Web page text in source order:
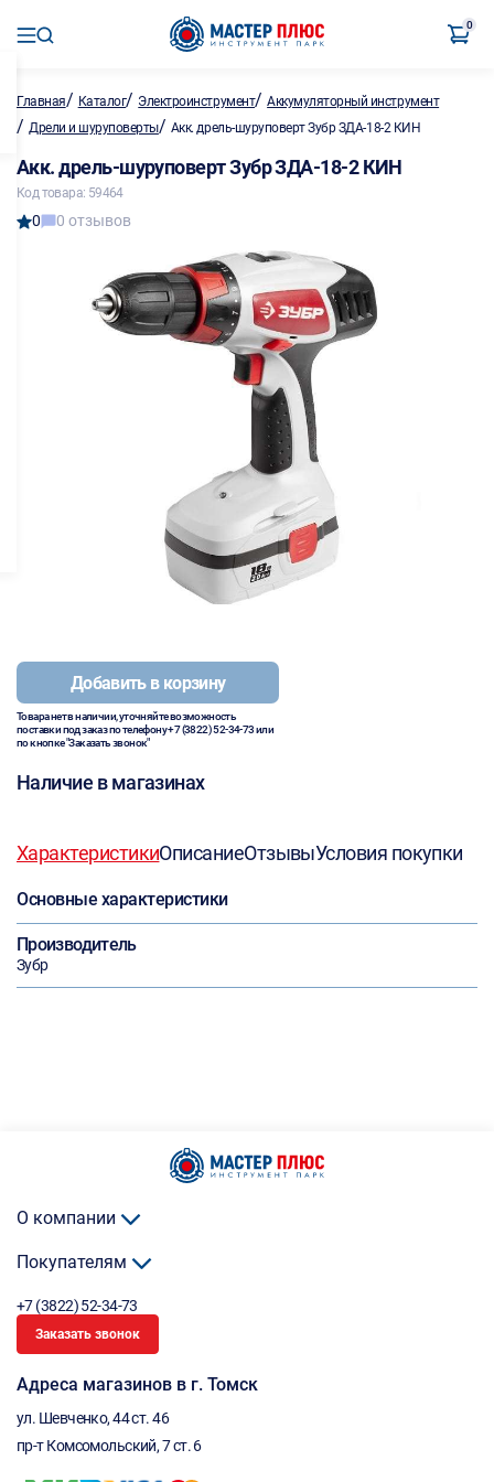
0
Главная/ Каталог/ Электроинструмент/Аккумуляторный инструмент
/ Дрели и шуруповерты/ Акк. дрель-шуруповерт Зубр ЗДА-18-2 КИН
Акк. дрель-шуруповерт Зубр ЗДА-18-2 КИН
Код товара: 59464
0 0 отзывов
Добавить в корзину
Товара нет в наличии, уточняйте возможность
поставки под заказ по телефону+7 (3822) 52-34-73или
по кнопке "Заказать звонок"
Наличие в магазинах
ХарактеристикиОписаниеОтзывыУсловия покупки
Основные характеристики
Производитель
Зубр
О компании
Покупателям
+7 (3822) 52-34-73
Заказать звонок
Адреса магазинов в г. Томск
ул. Шевченко, 44 ст. 46
пр-т Комсомольский, 7 ст. 6